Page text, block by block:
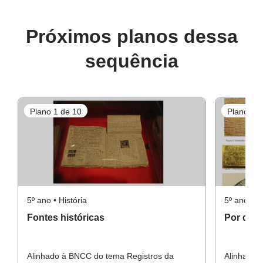
Próximos planos dessa
sequência
Plano 1 de 10
5º ano • História
Fontes históricas
Alinhado à BNCC do tema Registros da
Plano 3
5º ano •
Por que
Alinhado